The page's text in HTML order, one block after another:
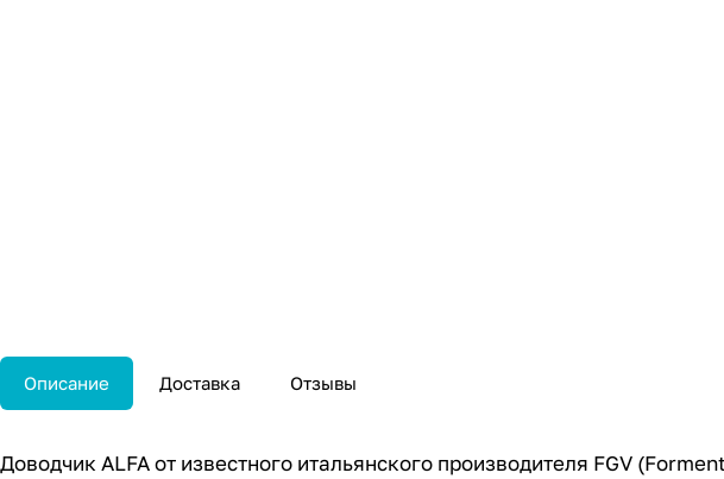
Описание Доставка Отзывы
Доводчик ALFA от известного итальянского производителя FGV